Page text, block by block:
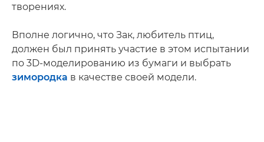
творениях.
Вполне логично, что Зак, любитель птиц,
должен был принять участие в этом испытании
по 3D-моделированию из бумаги и выбрать
зимородка в качестве своей модели.